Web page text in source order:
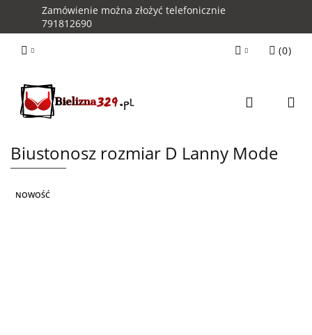
Zamówienie można złożyć telefonicznie
791812690
Zarejestruj się
(0)
Biustonosz rozmiar D Lanny Mode
NOWOŚĆ